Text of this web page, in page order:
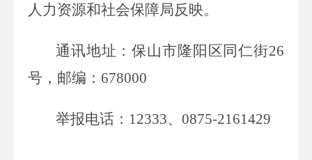
人力资源和社会保障局反映。
通讯地址：保山市隆阳区同仁街26
号，邮编：678000
举报电话：12333、0875-2161429